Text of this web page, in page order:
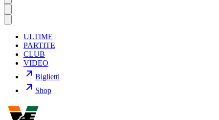
ULTIME
PARTITE
CLUB
VIDEO
Biglietti
Shop